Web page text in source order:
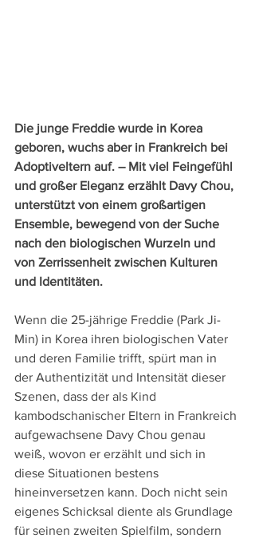
Die junge Freddie wurde in Korea
geboren, wuchs aber in Frankreich bei
Adoptiveltern auf. – Mit viel Feingefühl
und großer Eleganz erzählt Davy Chou,
unterstützt von einem großartigen
Ensemble, bewegend von der Suche
nach den biologischen Wurzeln und
von Zerrissenheit zwischen Kulturen
und Identitäten.
Wenn die 25-jährige Freddie (Park Ji-
Min) in Korea ihren biologischen Vater
und deren Familie trifft, spürt man in
der Authentizität und Intensität dieser
Szenen, dass der als Kind
kambodschanischer Eltern in Frankreich
aufgewachsene Davy Chou genau
weiß, wovon er erzählt und sich in
diese Situationen bestens
hineinversetzen kann. Doch nicht sein
eigenes Schicksal diente als Grundlage
für seinen zweiten Spielfilm, sondern